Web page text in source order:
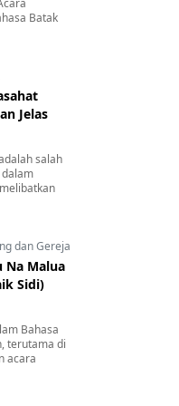
Batak
Jelas
salah
dan Gereja
Na Malua
Sidi)
Bahasa
terutama di
acara